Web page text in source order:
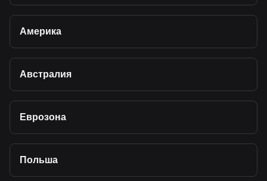
Америка
Австралия
Еврозона
Польша